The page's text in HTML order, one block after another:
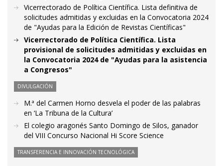
Vicerrectorado de Política Científica. Lista definitiva de
solicitudes admitidas y excluidas en la Convocatoria 2024
de "Ayudas para la Edición de Revistas Científicas"
Vicerrectorado de Política Científica. Lista
provisional de solicitudes admitidas y excluidas en
la Convocatoria 2024 de "Ayudas para la asistencia
a Congresos"
DIVULGACIÓN
M.ª del Carmen Horno desvela el poder de las palabras
en ‘La Tribuna de la Cultura’
El colegio aragonés Santo Domingo de Silos, ganador
del VIII Concurso Nacional Hi Score Science
TRANSFERENCIA E INNOVACIÓN TECNOLÓGICA